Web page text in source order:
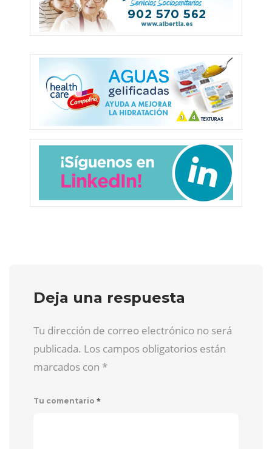
Deja una respuesta
Tu dirección de correo electrónico no será
publicada. Los campos obligatorios están
marcados con *
Tu comentario *